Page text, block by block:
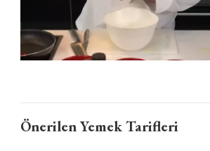
Önerilen Yemek Tarifleri